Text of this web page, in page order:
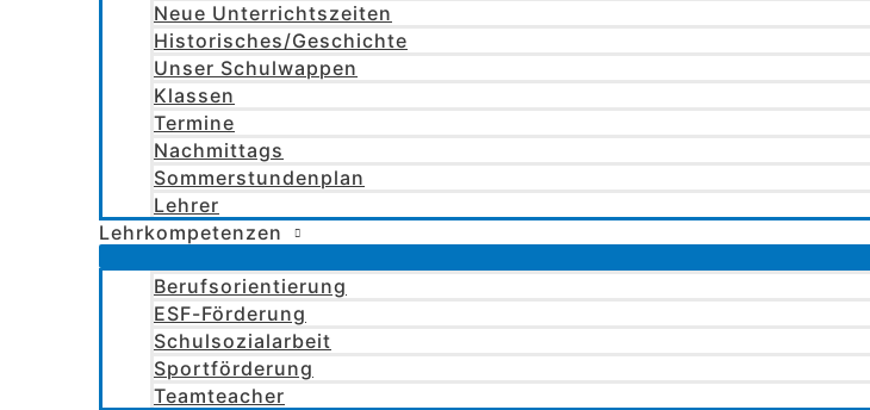
Neue Unterrichtszeiten
Historisches/Geschichte
Unser Schulwappen
Klassen
Termine
Nachmittags
Sommerstundenplan
Lehrer
Lehrkompetenzen
Berufsorientierung
ESF-Förderung
Schulsozialarbeit
Sportförderung
Teamteacher